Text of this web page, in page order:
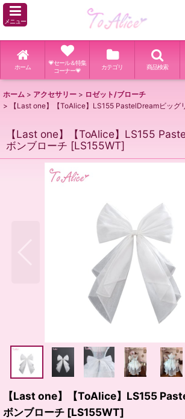
メニュー
ホーム
💗セール＆特集
コーナー💗
カテゴリ 商品検索
ホーム > アクセサリー > ロゼット/ブローチ
>
【Last one】【ToAlice】LS155 PastelDreamビッグ
【Last one】【ToAlice】LS155
ボンブローチ [LS155WT]
【Last one】【ToAlice】LS155
ボンブローチ [LS155WT]